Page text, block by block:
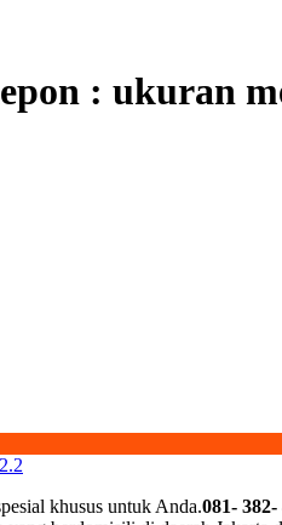
: ukuran
khusus untuk Anda.081-